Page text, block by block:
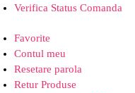
Verifica Status Comanda
Favorite
Contul meu
Resetare parola
Retur Produse